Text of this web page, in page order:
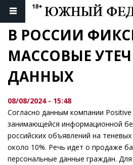
В РОССИИ
МАССОВЫЕ
ДАННЫХ
08/08/2024 - 15:48
Согласно данным компании
занимающейся информационной
российских объявлений на
около 10%. Речь идет о продаже
персональные данные граждан.